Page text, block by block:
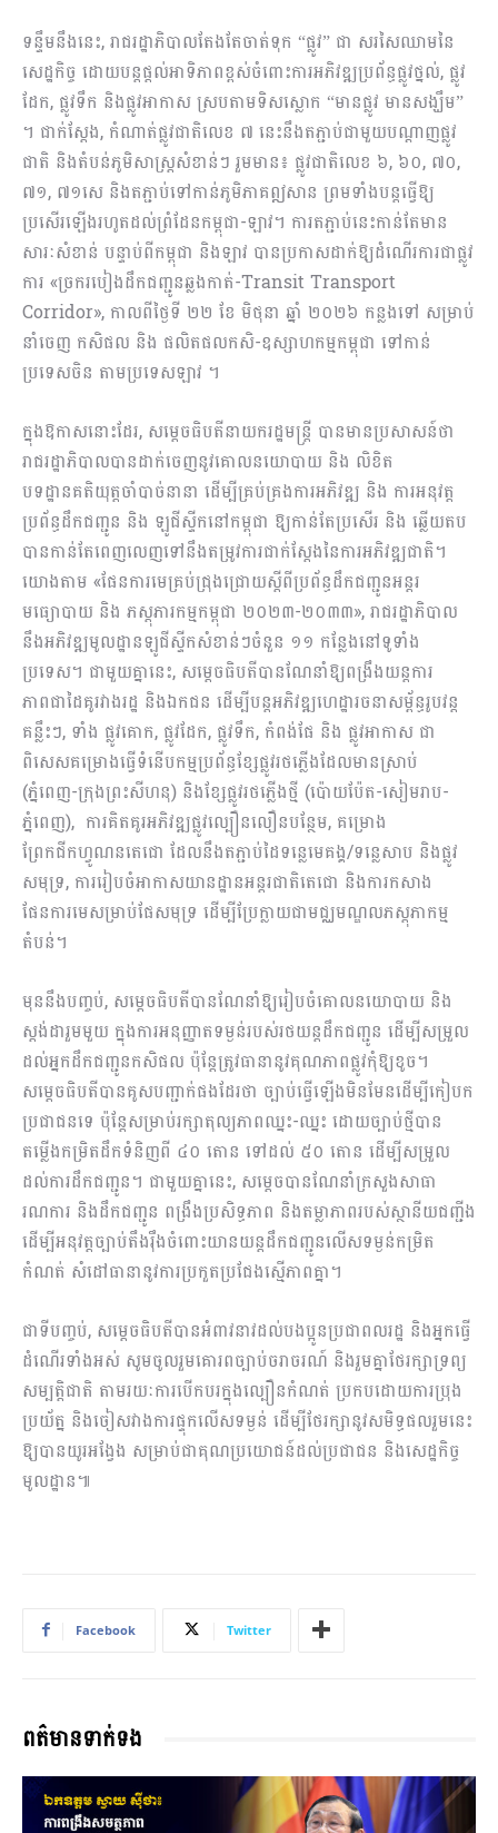
ទន្ទឹមនឹងនេះ, រាជរដ្ឋាភិបាលតែងតែចាត់ទុក “ផ្លូវ” ជា សរសៃឈាមនៃ
សេដ្ឋកិច្ច ដោយបន្ត​ផ្តល់អាទិភាពខ្ពស់ចំពោះការអភិវឌ្ឍប្រព័ន្ធផ្លូវថ្នល់, ផ្លូវ
ដែក, ផ្លូវទឹក និងផ្លូវអាកាស ស្របតាមទិស​ស្លោក “មានផ្លូវ​​ មានសង្ឃឹម”
។ ជាក់ស្តែង, កំណាត់ផ្លូវជាតិលេខ ៧ នេះនឹងតភ្ជាប់ជាមួយបណ្តាញផ្លូវ
ជាតិ និងតំបន់ភូមិសាស្រ្តសំខាន់ៗ រួមមាន៖ ផ្លូវជាតិលេខ ៦, ៦០, ៧០,
៧១, ៧១សេ និងតភ្ជាប់ទៅកាន់ភូមិភាគឦសាន ព្រមទាំងបន្តធ្វើឱ្យ
ប្រសើរឡើងរហូតដល់ព្រំដែនកម្ពុជា-ឡាវ។ ការតភ្ជាប់នេះកាន់តែមាន
សារៈសំខាន់ បន្ទាប់ពីកម្ពុជា និងឡាវ បានប្រកាសដាក់ឱ្យដំណើរការជាផ្លូវ
ការ «ច្រករបៀងដឹកជញ្ជូនឆ្លងកាត់-Transit Transport
Corridor», កាលពីថ្ងៃទី ២២ ខែ មិថុនា ឆ្នាំ ២០២៦ កន្លងទៅ សម្រាប់
នាំចេញ កសិផល និង ផលិតផលកសិ-ឧស្សាហកម្មកម្ពុជា ទៅកាន់
ប្រទេសចិន តាមប្រទេសឡាវ ។
ក្នុងឱកាសនោះដែរ, សម្ដេចធិបតីនាយករដ្ឋមន្ត្រី បានមានប្រសាសន៍ថា
រាជរដ្ឋាភិបាលបានដាក់ចេញនូវគោលនយោបាយ និង លិខិត
បទដ្ឋានគតិយុត្តចាំបាច់នានា ដើម្បីគ្រប់គ្រងការអភិវឌ្ឍ និង ការអនុវត្ត
ប្រព័ន្ធដឹកជញ្ជូន និង ឡូជីស្ទីកនៅកម្ពុជា ឱ្យកាន់តែប្រសើរ និង ឆ្លើយតប
បានកាន់តែពេញលេញទៅនឹងតម្រូវការជាក់ស្តែងនៃការអភិវឌ្ឍជាតិ។
យោងតាម «ផែនការមេគ្រប់ជ្រុងជ្រោយស្តីពីប្រព័ន្ធដឹកជញ្ជូនអន្តរ
មធ្យោបាយ និង ភស្តុភារកម្មកម្ពុជា ២០២៣-២០៣៣», រាជរដ្ឋាភិបាល
នឹងអភិវឌ្ឍមូលដ្ឋានឡូជីស្ទីកសំខាន់ៗចំនួន ១១ កន្លែងនៅទូទាំង
ប្រទេស។ ជាមួយគ្នានេះ, សម្ដេចធិបតីបានណែនាំឱ្យពង្រឹងយន្តការ
ភាពជាដៃគូរវាងរដ្ឋ និងឯកជន ដើម្បីបន្តអភិវឌ្ឍហេដ្ឋារចនាសម្ព័ន្ធរូបវន្ត
គន្លឹះៗ, ទាំង ផ្លូវគោក, ផ្លូវដែក, ផ្លូវទឹក, កំពង់ផែ និង ផ្លូវអាកាស ជា
ពិសេសគម្រោងធ្វើទំនើបកម្មប្រព័ន្ធខ្សែផ្លូវរថភ្លើងដែលមានស្រាប់
(ភ្នំពេញ-ក្រុងព្រះសីហនុ) និងខ្សែផ្លូវរថភ្លើងថ្មី (ប៉ោយប៉ែត-សៀមរាប-
ភ្នំពេញ), ការគិតគូរអភិវឌ្ឍផ្លូវល្បឿនលឿនបន្ថែម, គម្រោង
ព្រែកជីកហ្វូណនតេជោ ដែលនឹងតភ្ជាប់ដៃទន្លេមេគង្គ/ទន្លេសាប និងផ្លូវ
សមុទ្រ, ការរៀបចំអាកាសយានដ្ឋានអន្តរជាតិតេជោ និងការកសាង
ផែនការមេសម្រាប់ផែសមុទ្រ ដើម្បីប្រែក្លាយជាមជ្ឈមណ្ឌលភស្តុភាកម្ម
តំបន់។
មុននឹងបញ្ចប់, សម្ដេចធិបតីបានណែនាំឱ្យរៀបចំគោលនយោបាយ និង
ស្តង់ដារួមមួយ ក្នុងការអនុញ្ញាតទម្ងន់របស់រថយន្តដឹកជញ្ជូន ដើម្បីសម្រួល
ដល់អ្នកដឹកជញ្ជូនកសិផល ប៉ុន្តែត្រូវធានានូវគុណភាពផ្លូវកុំឱ្យខូច។
សម្ដេចធិបតីបានគូសបញ្ជាក់ផងដែរថា ច្បាប់ធ្វើឡើងមិនមែនដើម្បីកៀបក
ប្រជាជនទេ ប៉ុន្តែសម្រាប់រក្សាតុល្យភាពឈ្នះ-ឈ្នះ ដោយច្បាប់ថ្មីបាន
តម្លើងកម្រិតដឹកទំនិញពី ៤០ តោន ទៅដល់ ៥០ តោន ដើម្បីសម្រួល
ដល់ការដឹកជញ្ជូន។ ជាមួយគ្នានេះ, សម្ដេចបានណែនាំក្រសួងសាធា
រណការ និងដឹកជញ្ជូន ពង្រឹងប្រសិទ្ធភាព និងតម្លាភាពរបស់ស្ថានីយជញ្ជីង
ដើម្បីអនុវត្តច្បាប់តឹងរ៉ឹងចំពោះយានយន្តដឹកជញ្ជូនលើសទម្ងន់កម្រិត
កំណត់ សំដៅធានានូវការប្រកួតប្រជែងស្មើភាពគ្នា។
ជាទីបញ្ចប់, សម្ដេចធិបតីបានអំពាវនាវដល់បងប្អូនប្រជាពលរដ្ឋ និងអ្នកធ្វើ
ដំណើរទាំងអស់ សូមចូលរួមគោរពច្បាប់ចរាចរណ៍ និងរួមគ្នាថែរក្សាទ្រព្យ
សម្បត្តិជាតិ តាមរយៈការបើកបរក្នុងល្បឿនកំណត់​​ ប្រកបដោយការប្រុង
ប្រយ័ត្ន និងចៀសវាងការផ្ទុកលើសទម្ងន់ ដើម្បីថែរក្សានូវសមិទ្ធផលរួមនេះ​​
ឱ្យបានយូរអង្វែង សម្រាប់ជាគុណប្រយោជន៍ដល់ប្រជាជន និងសេដ្ឋកិច្ច
មូលដ្ឋាន៕
Facebook Twitter
ពត៌មានទាក់ទង